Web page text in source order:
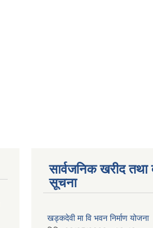
सार्वजनिक खरीद तथा
सूचना
खड्कदेवी मा वि भवन निर्माण योजना